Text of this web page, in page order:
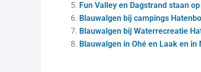
Fun Valley en Dagstrand staan
Blauwalgen bij campings
Blauwalgen bij Waterrecreatie
Blauwalgen in Ohé en Laak en in